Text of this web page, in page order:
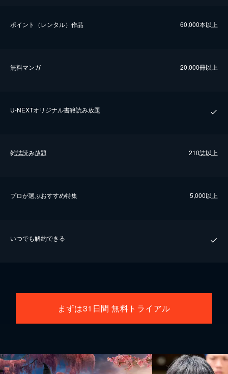
ポイント（レンタル）作品 60,000本以上
無料マンガ 20,000冊以上
U-NEXTオリジナル書籍読み放題
雑誌読み放題 210誌以上
プロが選ぶおすすめ特集 5,000以上
いつでも解約できる
まずは31日間 無料トライアル